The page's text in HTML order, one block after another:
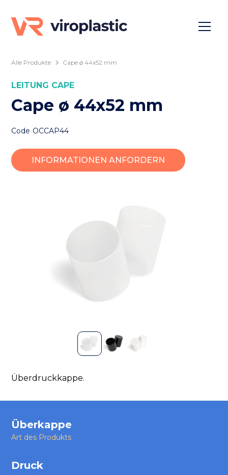
Alle Produkte Cape ø 44x52 mm
LEITUNG CAPE
Cape ø 44x52 mm
Code OCCAP44
INFORMATIONEN ANFORDERN
Überdruckkappe.
Überkappe
Art des Produkts
Druck